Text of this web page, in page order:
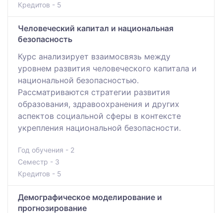
Кредитов - 5
Человеческий капитал и национальная
безопасность
Курс анализирует взаимосвязь между
уровнем развития человеческого капитала и
национальной безопасностью.
Рассматриваются стратегии развития
образования, здравоохранения и других
аспектов социальной сферы в контексте
укрепления национальной безопасности.
Год обучения - 2
Семестр - 3
Кредитов - 5
Демографическое моделирование и
прогнозирование